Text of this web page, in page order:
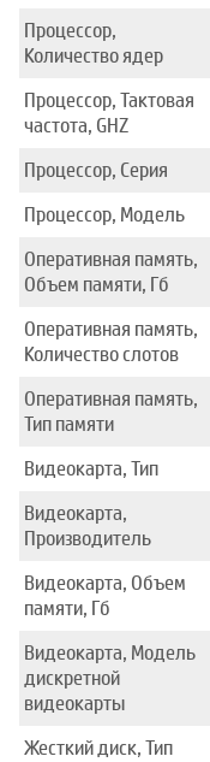
Процессор,
Количество ядер
Процессор, Тактовая
частота, GHZ
Процессор, Серия
Процессор, Модель
Оперативная память,
Объем памяти, Гб
Оперативная память,
Количество слотов
Оперативная память,
Тип памяти
Видеокарта, Тип
Видеокарта,
Производитель
Видеокарта, Объем
памяти, Гб
Видеокарта, Модель
дискретной
видеокарты
Жесткий диск, Тип